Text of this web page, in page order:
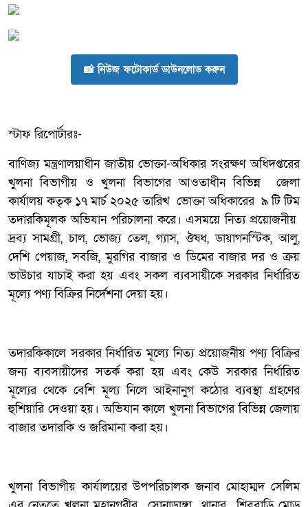
📸 নিউজ ফটোকার্ড ডাউনলোড করুন
স্টাফ রিপোর্টারঃ-
বাণিজ্য মন্ত্রণালয়াধীন জাতীয় ভোক্তা-অধিকার সংরক্ষণ অধিদপ্তরের
খুলনা বিভাগীয় ও খুলনা বিভাগের আওতাধীন বিভিন্ন জেলা
কার্যালয় কতৃক ১৭ মার্চ ২০২৫ তারিখ ভোক্তা অধিকারের ৯ টি টিম
তদারকিমূলক অভিযান পরিচালনা করে। এসময়ে নিত্য প্রয়োজনীয়
দ্রব্য সামগ্রী, চাল, ভোজ্য তেল, গ্যাস, ঔষধ, ডায়াগনস্টিক, আলু,
দেশি পেয়াজ, সবজি, মুরগির বাজার ও ডিমের বাজার দর ও ক্রয়
ভাউচার যাচাই করা হয় এবং সকল ব্যবসায়ীকে সরকার নির্ধারিত
মূল্যে পণ্য বিক্রির নির্দেশনা দেয়া হয়।
তদারকিকালে সরকার নির্ধারিত মূল্যে নিত্য প্রয়োজনীয় পণ্য বিক্রির
জন্য ব্যবসায়ীদের সতর্ক করা হয় এবং কেউ সরকার নির্ধারিত
মূল্যের থেকে বেশি মূল্য নিলে আইনানুগ কঠোর ব্যবস্থা গ্রহণের
হুশিয়ারি দেওয়া হয়। অভিযান কালে খুলনা বিভাগের বিভিন্ন জেলায়
বাজার তদারকি ও জরিমানা করা হয়।
খুলনা বিভাগীয় কার্যালয়ের উপপরিচালক জনাব মোহাম্মদ সেলিম